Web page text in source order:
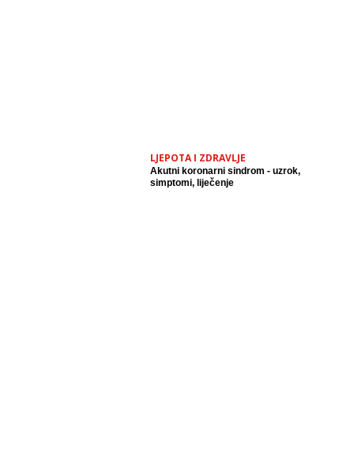
LJEPOTA I ZDRAVLJE
Akutni koronarni sindrom - uzrok,
simptomi, liječenje